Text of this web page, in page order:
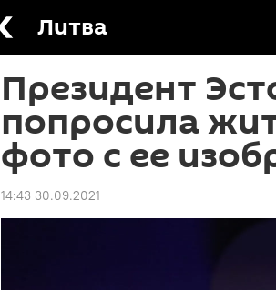
Литва
Президент
попросила
фото с ее
14:43 30.09.2021